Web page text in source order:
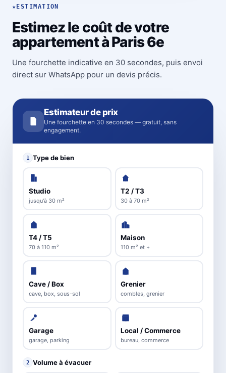
★ ESTIMATION
Estimez le coût de votre
appartement à Paris 6e
Une fourchette indicative en 30 secondes, puis envoi
direct sur WhatsApp pour un devis précis.
Estimateur de prix
Une fourchette en 30 secondes — gratuit, sans
engagement.
1 Type de bien
Studio
jusqu'à 30 m²
T2 / T3
30 à 70 m²
T4 / T5
70 à 110 m²
Maison
110 m² et +
Cave / Box
cave, box, sous-sol
Grenier
combles, grenier
Garage
garage, parking
Local / Commerce
bureau, commerce
2 Volume à évacuer